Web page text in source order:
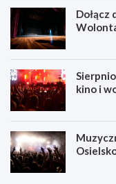
Dołącz
kino i
T
D